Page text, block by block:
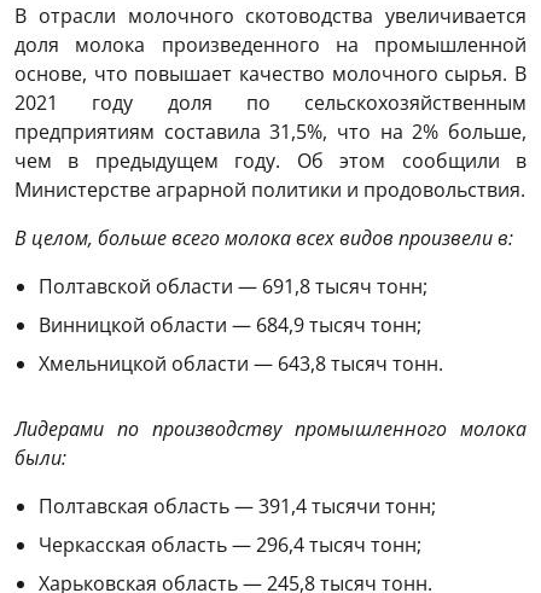
В отрасли молочного скотоводства увеличивается
доля молока произведенного на промышленной
основе, что повышает качество молочного сырья. В
2021 году доля по сельскохозяйственным
предприятиям составила 31,5%, что на 2% больше,
чем в предыдущем году. Об этом сообщили в
Министерстве аграрной политики и продовольствия.
В целом, больше всего молока всех видов произвели в:
Полтавской области — 691,8 тысяч тонн;
Винницкой области — 684,9 тысяч тонн;
Хмельницкой области — 643,8 тысяч тонн.
Лидерами по производству промышленного молока
были:
Полтавская область — 391,4 тысячи тонн;
Черкасская область — 296,4 тысяч тонн;
Харьковская область — 245,8 тысяч тонн.